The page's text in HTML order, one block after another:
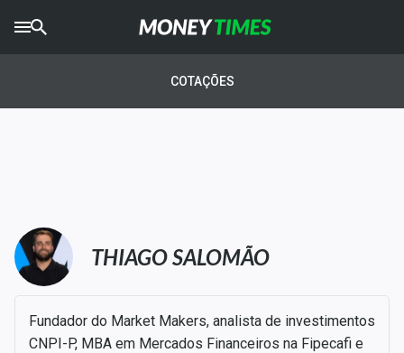
AGROTIMES
Newsletters
Money Trader
Anuncie
COTAÇÕES
THIAGO SALOMÃO
Fundador do Market Makers, analista de investimentos
CNPI-P, MBA em Mercados Financeiros na Fipecafi e